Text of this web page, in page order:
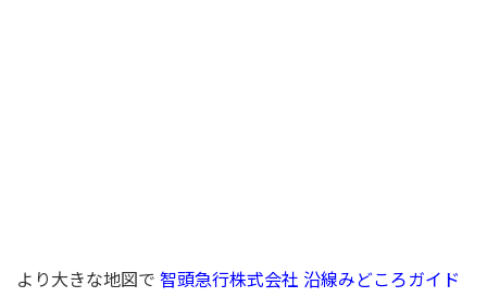
より大きな地図で 智頭急行株式会社 沿線みどころガイド